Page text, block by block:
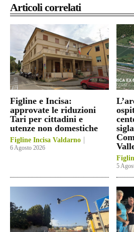
Articoli correlati
Figline e Incisa:
approvate le riduzioni
Tari per cittadini e
utenze non domestiche
Figline Incisa Valdarno
6 Agosto 2026
5